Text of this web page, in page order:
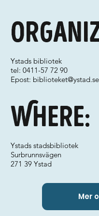
Where:
Ystads bibliotek
tel: 0411-57 72 90
Epost: biblioteket@ystad.se
Ystads stadsbibliotek
Surbrunnsvägen
271 39 Ystad
Mer